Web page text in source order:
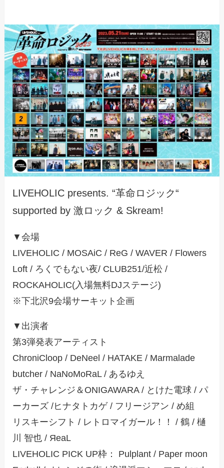
LIVEHOLIC presents. “革命ロジック“
supported by 激ロック & Skream!
▼会場
LIVEHOLIC / MOSAiC / ReG / WAVER / Flowers
Loft / ろくでもない夜/ CLUB251/近松 /
ROCKAHOLIC(入場無料DJステージ)
※下北沢9会場サーキット企画
▼出演者
第3弾発表アーティスト
ChroniCloop / DeNeel / HATAKE / Marmalade
butcher / NaNoMoRaL / あるゆえ
ザ・チャレンジ＆ONIGAWARA / とけた電球 / パ
ーカーズ /ヒナタトカゲ / フリージアン / め組
リスキーシフト / レトロマイガール！！ / 鶴 / 樋
川 智也 / ЯeaL
LIVEHOLIC PICK UP枠： Pulplant / Paper moon